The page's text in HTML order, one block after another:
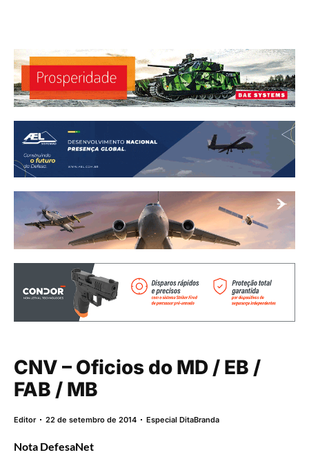
CNV – Oficios do MD / EB /
FAB / MB
Editor 22 de setembro de 2014 Especial DitaBranda
Nota DefesaNet